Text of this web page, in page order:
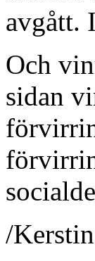
avgått.
Och
sidan
/Kerstin